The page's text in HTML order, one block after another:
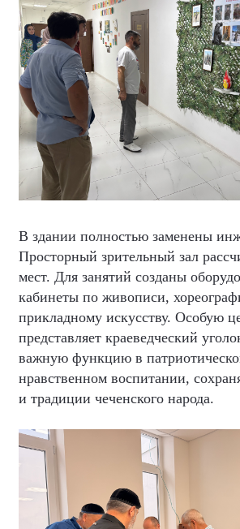
В здании полностью заменены
Просторный зрительный зал
мест. Для занятий созданы
кабинеты по живописи,
прикладному искусству. Особую
представляет краеведческий
важную функцию в
нравственном воспитании,
и традиции чеченского народа.